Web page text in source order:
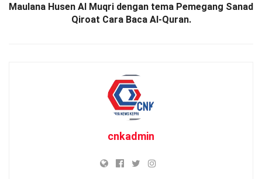
Maulana Husen Al Muqri dengan tema Pemegang Sanad
Qiroat Cara Baca Al-Quran.
cnkadmin